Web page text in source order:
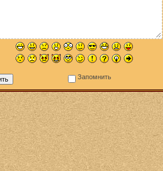
Запомнить